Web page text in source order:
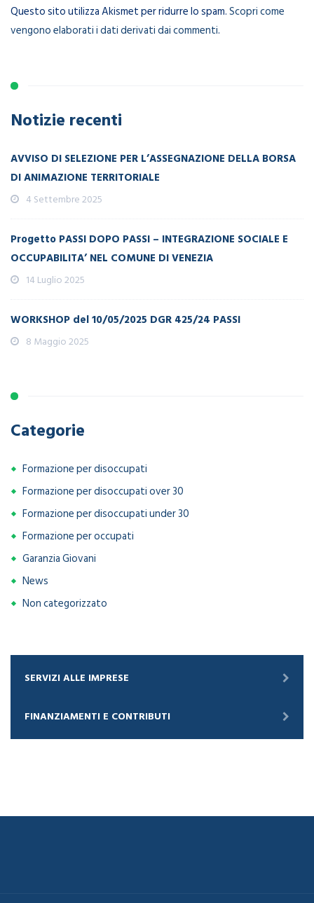
Questo sito utilizza Akismet per ridurre lo spam.Scopri come
vengono elaborati i dati derivati dai commenti.
Notizie recenti
AVVISO DI SELEZIONE PER L’ASSEGNAZIONE DELLA BORSA
DI ANIMAZIONE TERRITORIALE
4 Settembre 2025
Progetto PASSI DOPO PASSI – INTEGRAZIONE SOCIALE E
OCCUPABILITA’ NEL COMUNE DI VENEZIA
14 Luglio 2025
WORKSHOP del 10/05/2025 DGR 425/24 PASSI
8 Maggio 2025
Categorie
Formazione per disoccupati
Formazione per disoccupati over 30
Formazione per disoccupati under 30
Formazione per occupati
Garanzia Giovani
News
Non categorizzato
SERVIZI ALLE IMPRESE
FINANZIAMENTI E CONTRIBUTI